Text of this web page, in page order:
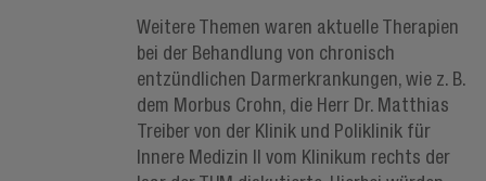
Weitere Themen waren aktuelle Therapien
bei der Behandlung von chronisch
entzündlichen Darmerkrankungen, wie z. B.
dem Morbus Crohn, die Herr Dr. Matthias
Treiber von der Klinik und Poliklinik für
Innere Medizin II vom Klinikum rechts der